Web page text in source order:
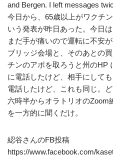
and Bergen. I left messages
今日から、65歳以上がワクチ
いう発表が昨日あった。今日
まだ手が痛いので運転に不安
ブリッジ会場と、そのあとの
チンのアポを取ろうと州のHP
に電話したけど、相手にして
電話したけど、これも同じ。
六時半からオラトリオの
を一方的に聞くだけ。
綛谷さんのFB投稿
https://www.facebook.com/